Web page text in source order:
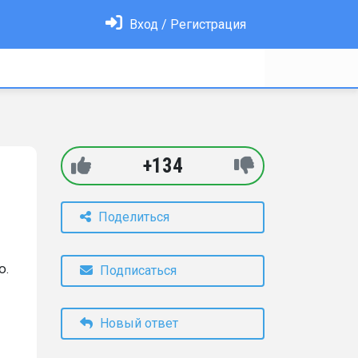
Вход / Регистрация
+134
Поделиться
Подписаться
Новый ответ